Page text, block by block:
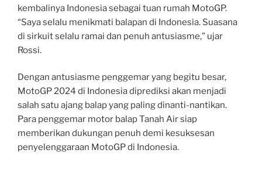
kembalinya Indonesia sebagai tuan rumah MotoGP.
“Saya selalu menikmati balapan di Indonesia. Suasana
di sirkuit selalu ramai dan penuh antusiasme,” ujar
Rossi.
Dengan antusiasme penggemar yang begitu besar,
MotoGP 2024 di Indonesia diprediksi akan menjadi
salah satu ajang balap yang paling dinanti-nantikan.
Para penggemar motor balap Tanah Air siap
memberikan dukungan penuh demi kesuksesan
penyelenggaraan MotoGP di Indonesia.